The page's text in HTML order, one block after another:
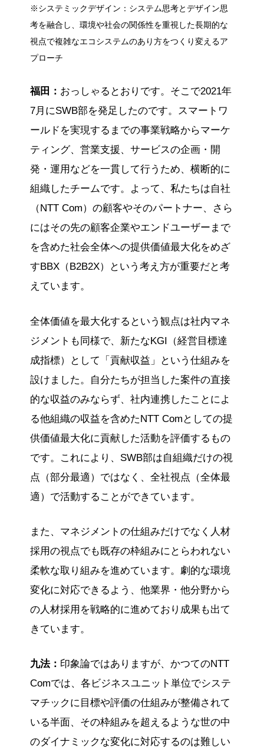
※システミックデザイン：システム思考とデザイン思
考を融合し、環境や社会の関係性を重視した長期的な
視点で複雑なエコシステムのあり方をつくり変えるア
プローチ
福田： おっしゃるとおりです。そこで2021年
7月にSWB部を発足したのです。スマートワ
ールドを実現するまでの事業戦略からマーケ
ティング、営業支援、サービスの企画・開
発・運用などを一貫して行うため、横断的に
組織したチームです。よって、私たちは自社
（NTT Com）の顧客やそのパートナー、さら
にはその先の顧客企業やエンドユーザーまで
を含めた社会全体への提供価値最大化をめざ
すBBX（B2B2X）という考え方が重要だと考
えています。
全体価値を最大化するという観点は社内マネ
ジメントも同様で、新たなKGI（経営目標達
成指標）として「貢献収益」という仕組みを
設けました。自分たちが担当した案件の直接
的な収益のみならず、社内連携したことによ
る他組織の収益を含めたNTT Comとしての提
供価値最大化に貢献した活動を評価するもの
です。これにより、SWB部は自組織だけの視
点（部分最適）ではなく、全社視点（全体最
適）で活動することができています。
また、マネジメントの仕組みだけでなく人材
採用の視点でも既存の枠組みにとらわれない
柔軟な取り組みを進めています。劇的な環境
変化に対応できるよう、他業界・他分野から
の人材採用を戦略的に進めており成果も出て
きています。
九法： 印象論ではありますが、かつてのNTT
Comでは、各ビジネスユニット単位でシステ
マチックに目標や評価の仕組みが整備されて
いる半面、その枠組みを超えるような世の中
のダイナミックな変化に対応するのは難しい